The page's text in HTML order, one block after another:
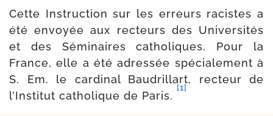
Cette Instruction sur les erreurs racistes a
été envoyée aux rec­teurs des Universités
et des Séminaires catho­liques. Pour la
France, elle a été adres­sée spé­cia­le­ment à
S. Em. le car­di­nal Baudrillart, rec­teur de
l’Ins­titut catho­lique de Paris.
[1]